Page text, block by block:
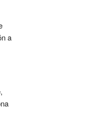
a